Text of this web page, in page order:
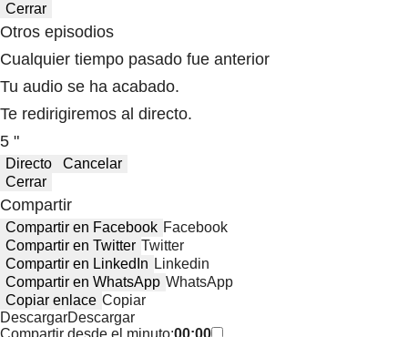
Cerrar
Otros episodios
Cualquier tiempo pasado fue anterior
Tu audio se ha acabado.
Te redirigiremos al directo.
5 "
Directo
Cancelar
Cerrar
Compartir
Compartir en Facebook Facebook
Compartir en Twitter Twitter
Compartir en LinkedIn Linkedin
Compartir en WhatsApp WhatsApp
Copiar enlace Copiar
DescargarDescargar